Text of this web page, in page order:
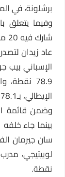
برشلونة، في المركز
وفيما يتعلق
شارك
عاد زيدان لتصدر
الإسباني بيب
78.9 نقطة،
الإيطالي، بـ78.1 نقطة.
بينما جاء خلفه
سان جيرمان
نقطة.